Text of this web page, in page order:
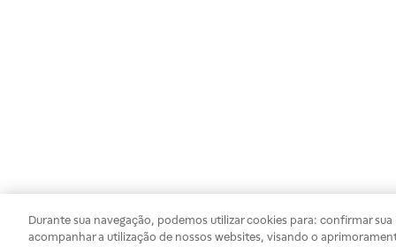
Durante sua navegação, podemos utilizar cookies para: confirmar
acompanhar a utilização de nossos websites, visando o